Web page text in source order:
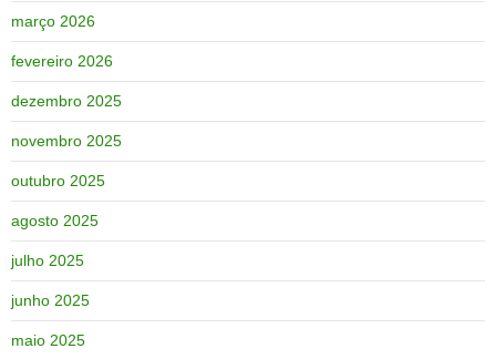
março 2026
fevereiro 2026
dezembro 2025
novembro 2025
outubro 2025
agosto 2025
julho 2025
junho 2025
maio 2025